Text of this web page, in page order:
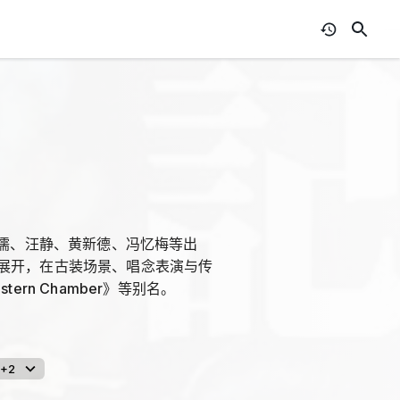
、汪静、黄新德、冯忆梅等出
开，在古装场景、唱念表演与传
Chamber》等别名。
+2